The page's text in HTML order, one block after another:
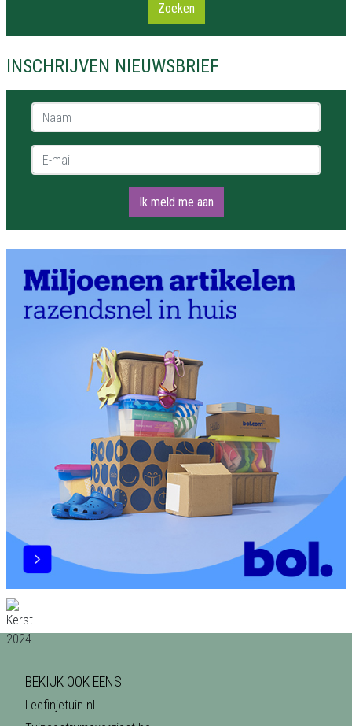
Zoeken
INSCHRIJVEN NIEUWSBRIEF
Naam *
E-mail *
Ik meld me aan
BEKIJK OOK EENS
Leefinjetuin.nl